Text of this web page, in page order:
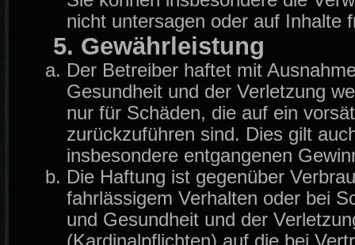
nicht untersagen oder auf Inhalte
5. Gewährleistung
Der Betreiber haftet mit
Gesundheit und der Verletzung
nur für Schäden, die auf ein
zurückzuführen sind. Dies gilt
insbesondere entgangenen
Die Haftung ist gegenüber
fahrlässigem Verhalten oder bei
und Gesundheit und der